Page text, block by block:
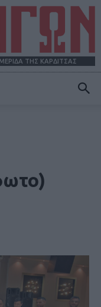
ΤΗΣ ΚΑΡΔΙΤΣΑΣ